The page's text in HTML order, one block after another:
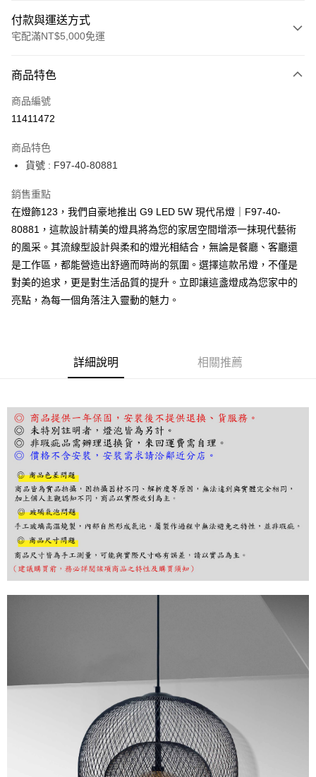
付款與運送方式
宅配滿NT$5,000免運
信用卡一次付款
LINE Pay
街口支付
悠遊付
Google Pay
全盈+PAY
AFTEE先享後付
相關說明
【關於「AFTEE先享後付」】
３．安心：先確認商品／服務後，再付款。
結帳頁面，進行簡訊認證並確認金額後，即可完成結帳。
２．訂單成立數日內，您將收到繳費通知簡訊。
３．收到繳費通知簡訊後14天內，點擊此簡訊中的連結，可透過四大超商／
ATM／網路銀行／等多元方式進行付款，方視為交易完成。
購買商品的店家。未經商家同意取消之訂單仍視為有效，需透過AFTEE先享
後付繳納相關費用。
※ 交易是否成功請以「AFTEE先享後付 」之結帳頁面顯示為準，若有關於
是否繳費成功／繳費後需取消欲退款等相關疑問，請聯繫「AFTEE先享後付
客戶支援中心」 https://netprotections.freshdesk.com/support/home
【注意事項】
１．透過由恩沛科技股份有限公司提供之「AFTEE先享後付」服務完成之交
易，需依本服務之必要範圍內提供個人資料，並將交易相關給付款項請求債
時審查核予不同之上限額度；若仍有額度不足之情形，本公司將視審查結果
５．嚴禁一人註冊多個帳號或使用他人資訊註冊。若發現惡意使用之情形，
恩沛科技股份有限公司將有權停止該用戶之使用額度並採取法律行動。
商品特色
商品編號
11411472
商品特色
貨號 : F97-40-80881
銷售重點
在燈飾123，我們自豪地推出 G9 LED 5W 現代吊燈｜F97-40-
80881，這款設計精美的燈具將為您的家居空間增添一抹現代藝術
的風采。其流線型設計與柔和的燈光相結合，無論是餐廳、客廳還
是工作區，都能營造出舒適而時尚的氛圍。選擇這款吊燈，不僅是
對美的追求，更是對生活品質的提升。立即讓這盞燈成為您家中的
亮點，為每一個角落注入靈動的魅力。
詳細說明 相關推薦